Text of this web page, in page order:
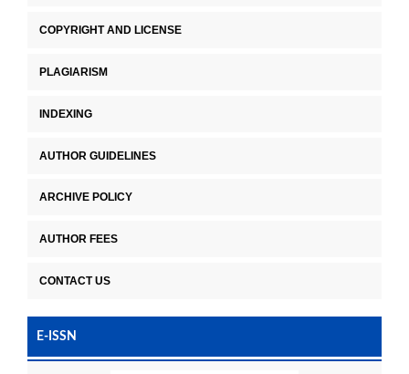
COPYRIGHT AND LICENSE
PLAGIARISM
INDEXING
AUTHOR GUIDELINES
ARCHIVE POLICY
AUTHOR FEES
CONTACT US
E-ISSN